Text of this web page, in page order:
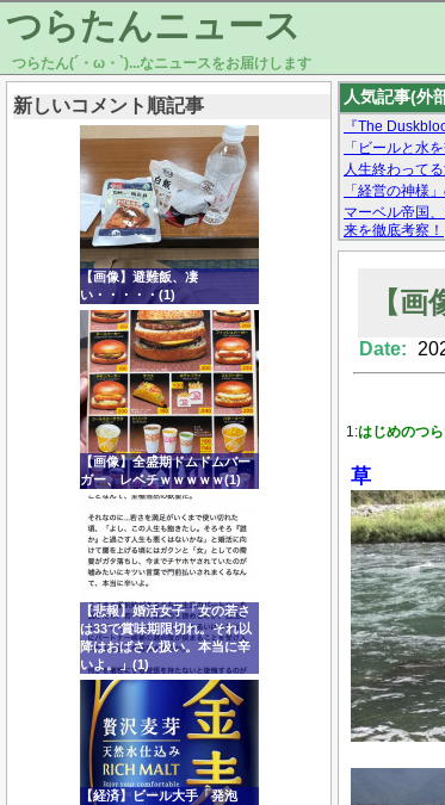
つらたんニュース
つらたん(´・ω・`)...なニュースをお届けします
新しいコメント順記事
【画像】避難飯、凄
い・・・・・(1)
【画像】全盛期ドムドムバー
ガー、レベチｗｗｗｗｗ(1)
【悲報】婚活女子「女の若さ
は33で賞味期限切れ。それ以
降はおばさん扱い。本当に辛
いよ。」(1)
【経済】ビール大手「発泡
人気記事(外
『The
「ビールと水
人生終わって
「経営の神様
マーベル帝国
来を徹底考察！
【モー娘。石
【
Date:
1:はじめのつ
草